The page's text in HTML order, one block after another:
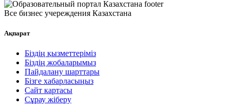
Все бизнес учереждения Казахстана
Ақпарат
Біздің қызметтеріміз
Біздің жобаларымыз
Пайдалану шарттары
Бізге хабарласыңыз
Сайт картасы
Сұрау жіберу